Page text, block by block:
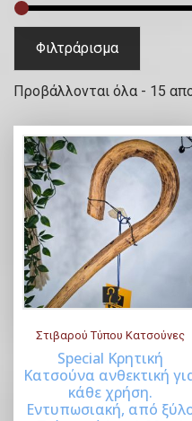
Φιλτράρισμα
Προβάλλονται όλα - 15
Buy Now
Στιβαρού Τύπου Κατσούνες
Special Κρητική
Κατσούνα ανθεκτική
κάθε χρήση.
Εντυπωσιακή, από